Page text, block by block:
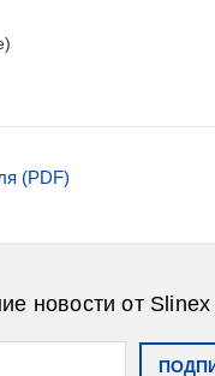
(PDF)
новости от Slinex